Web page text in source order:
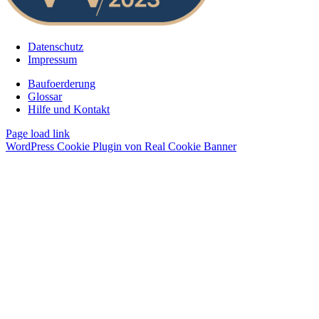
Datenschutz
Impressum
Baufoerderung
Glossar
Hilfe und Kontakt
Page load link
WordPress Cookie Plugin von Real Cookie Banner